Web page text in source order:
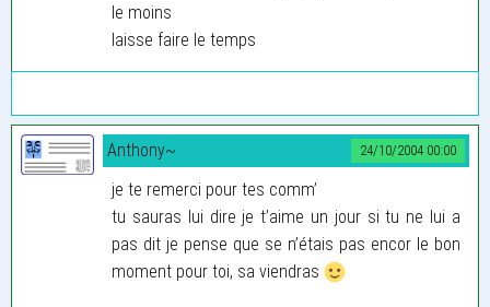
le moins
laisse faire le temps
24/10/2004 00:00
Anthony~
je te remerci pour tes comm’
tu sauras lui dire je t’aime un jour si tu ne lui a
pas dit je pense que se n’étais pas encor le bon
moment pour toi, sa viendras